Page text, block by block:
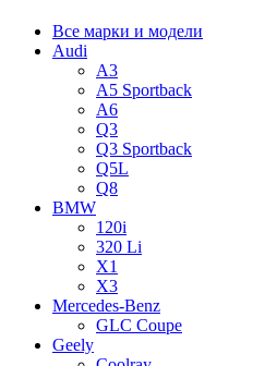
Все марки и модели
Audi
A3
A5 Sportback
A6
Q3
Q3 Sportback
Q5L
Q8
BMW
120i
320 Li
X1
X3
Mercedes-Benz
GLC Coupe
Geely